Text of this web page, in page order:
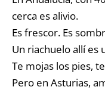
cerca es alivio.
Es frescor. Es
Un riachuelo allí es
Te mojas los pies,
Pero en Asturias,